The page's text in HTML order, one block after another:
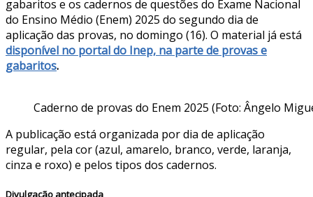
gabaritos e os cadernos de questões do Exame Nacional
do Ensino Médio (Enem) 2025 do segundo dia de
aplicação das provas, no domingo (16). O material já está
disponível no portal do Inep, na parte de provas e
gabaritos.
Caderno de provas do Enem 2025 (Foto: Ângelo
A publicação está organizada por dia de aplicação
regular, pela cor (azul, amarelo, branco, verde, laranja,
cinza e roxo) e pelos tipos dos cadernos.
Divulgação antecipada